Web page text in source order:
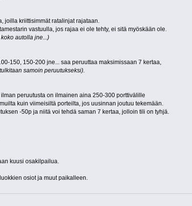
joilla kriittisimmät ratalinjat rajataan.
vastuulla, jos rajaa ei ole tehty, ei sitä myöskään ole.
autolla jne...)
150, 150-200 jne... saa peruuttaa maksimissaan 7 kertaa,
samoin peruutukseksi).
peruutusta on ilmainen aina 250-300 porttivälille
kuin viimeisiltä porteilta, jos uusinnan joutuu tekemään.
-50p ja niitä voi tehdä saman 7 kertaa, jolloin tili on tyhjä.
kuusi osakilpailua.
osiot ja muut paikalleen.